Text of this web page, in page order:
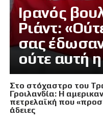
Ιρανός
Ριάντ:
σας
ούτε αυτή
Στο στόχαστρο του
Γροιλανδία: Η
πετρελαϊκή που
άδειες